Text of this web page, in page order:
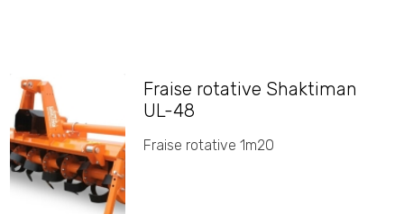
Fraise rotative Shaktiman
UL-48
Fraise rotative 1m20